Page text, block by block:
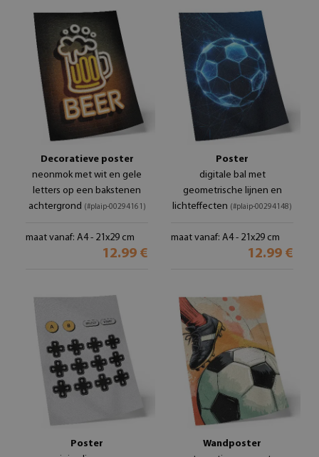
Decoratieve poster
neonmok met wit en gele
letters op een bakstenen
achtergrond (#plaip-00294161)
maat vanaf: A4 - 21x29 cm
12.99 €
Poster
digitale bal met
geometrische lijnen en
lichteffecten (#plaip-00294148)
maat vanaf: A4 - 21x29 cm
12.99 €
Poster
Wandposter